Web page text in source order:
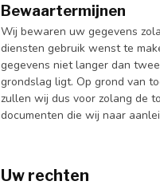
Bewaartermijnen
Wij bewaren uw gegevens
diensten gebruik wenst te
gegevens niet langer dan
grondslag ligt. Op grond van
zullen wij dus voor zolang de
documenten die wij naar
Uw rechten